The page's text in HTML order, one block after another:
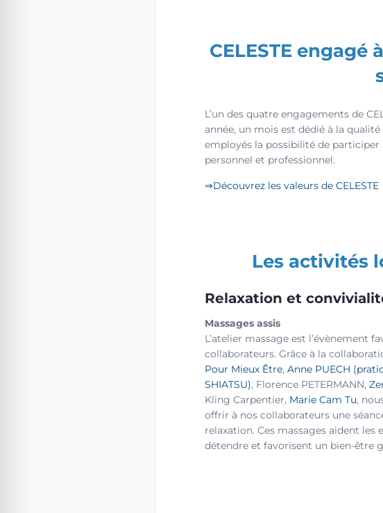
CELESTE
L’un des quatre engagements de
année, un mois est dédié à la
employés la possibilité de participer
personnel et professionnel.
⇒Découvrez les valeurs de CELESTE
Les activités
Relaxation et
Massages assis
L’atelier massage est l’évènement
collaborateurs. Grâce à la
Pour Mieux Être, Anne PUECH
SHIATSU), Florence PETERMANN,
Kling Carpentier, Marie Cam Tu,
offrir à nos collaborateurs une
relaxation. Ces massages aident les
détendre et favorisent un bien-être